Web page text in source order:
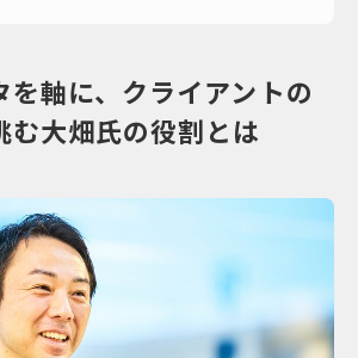
を軸に、クライアントの
む大畑氏の役割とは